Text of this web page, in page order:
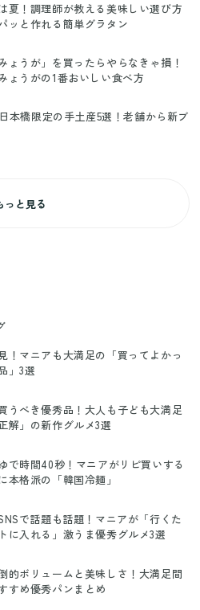
夏！調理師が教える美味しい選び方
ッと作れる簡単グラタン
ょうが」を買ったらやらなきゃ損！
ょうがの1番おいしい食べ方
日本橋限定の手土産5選！老舗から新ブ
っと見る
！マニアも大満足の「買ってよかっ
」3選
うべき優秀品！大人も子ども大満足
解」の新作グルメ3選
で時間40秒！マニアがリピ買いする
本格派の「韓国冷麺」
で話題も話題！マニアが「行くた
に入れる」激うま優秀グルメ3選
的ボリュームと美味しさ！大満足間
すめ優秀パンまとめ